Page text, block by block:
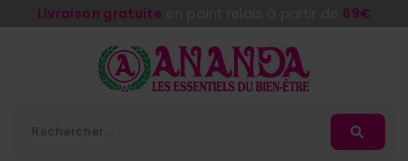
Livraison gratuite 69€